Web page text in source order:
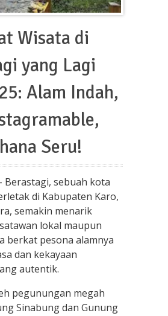
Wisata di
yang Lagi
Alam Indah,
Seru!
Berastagi, sebuah kota
di Kabupaten Karo,
semakin menarik
lokal maupun
berkat pesona alamnya
dan kekayaan
autentik.
pegunungan megah
Sinabung dan Gunung